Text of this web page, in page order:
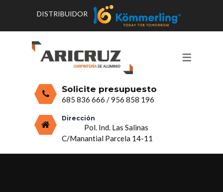
PRODUCTOS
PUERTAS, VENTANAS Y
CERRAMIENTOS, PORCHES Y TECHOS
ALUMINIO
CONTACTO Y HORARIOS
PRESUPUESTO
DISTRIBUIDOR
Solicite presupuesto
685 836 666 /956 858 196
Dirección
Pol. Ind. Las Salinas
C/Manantial Parcela 14-11